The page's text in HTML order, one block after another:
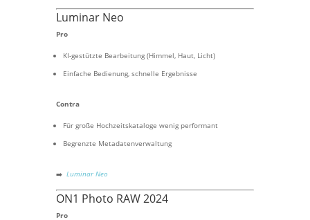
Luminar Neo
Pro
KI-gestützte Bearbeitung (Himmel, Haut, Licht)
Einfache Bedienung, schnelle Ergebnisse
Contra
Für große Hochzeitskataloge wenig performant
Begrenzte Metadatenverwaltung
➡️ Luminar Neo
ON1 Photo RAW 2024
Pro